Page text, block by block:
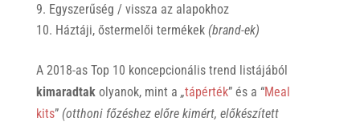
Egyszerűség / vissza az alapokhoz
Háztáji, őstermelői termékek (brand-ek)
A 2018-as Top 10 koncepcionális trend listájából
kimaradtakolyanok, mint a „tápérték” és a “Meal
kits” (otthoni főzéshez előre kimért, előkészített